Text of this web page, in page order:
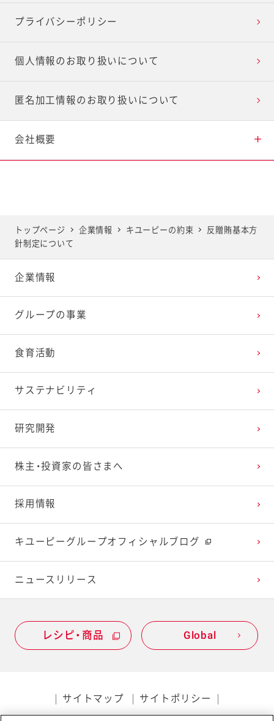
プライバシーポリシー
個人情報のお取り扱いについて
匿名加工情報のお取り扱いについて
会社概要
事業所
グループ会社
トップページ 企業情報 キユーピーの約束
反贈賄基本方
針制定について
企業情報
グループの事業
食育活動
サステナビリティ
研究開発
株主・投資家の皆さまへ
採用情報
キユーピーグループオフィシャルブログ
ニュースリリース
レシピ・商品 Global
サイトマップ サイトポリシー